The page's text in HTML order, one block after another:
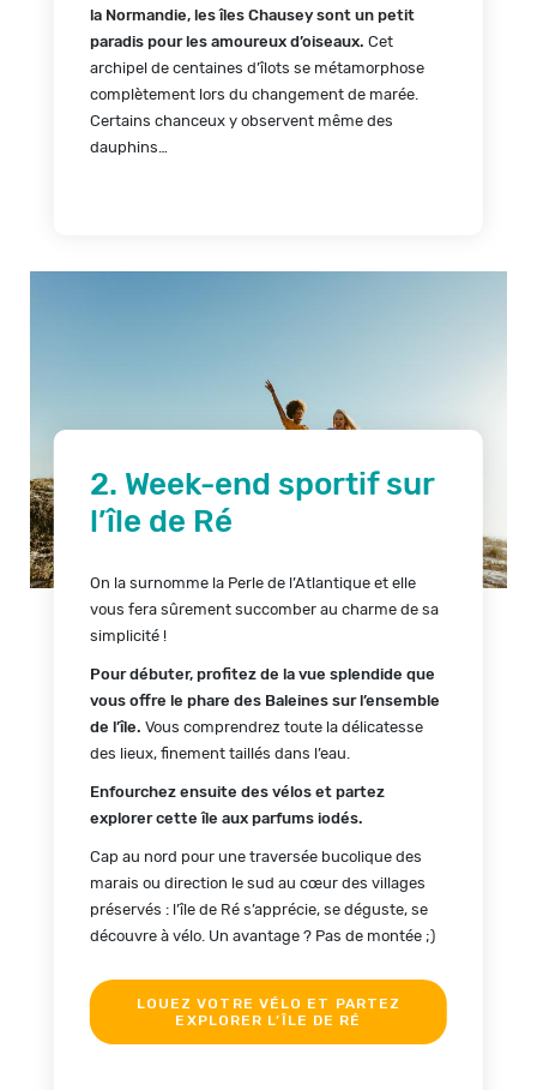
la Normandie, les îles Chausey sont un petit
paradis pour les amoureux d’oiseaux. Cet
archipel de centaines d’îlots se métamorphose
complètement lors du changement de marée.
Certains chanceux y observent même des
dauphins…
2. Week-end sportif sur
l’île de Ré
On la surnomme la Perle de l’Atlantique et elle
vous fera sûrement succomber au charme de sa
simplicité !
Pour débuter, profitez de la vue splendide que
vous offre le phare des Baleines sur l’ensemble
de l’île. Vous comprendrez toute la délicatesse
des lieux, finement taillés dans l’eau.
Enfourchez ensuite des vélos et partez
explorer cette île aux parfums iodés.
Cap au nord pour une traversée bucolique des
marais ou direction le sud au cœur des villages
préservés : l’île de Ré s’apprécie, se déguste, se
découvre à vélo. Un avantage ? Pas de montée ;)
LOUEZ VOTRE VÉLO ET PARTEZ
EXPLORER L’ÎLE DE RÉ